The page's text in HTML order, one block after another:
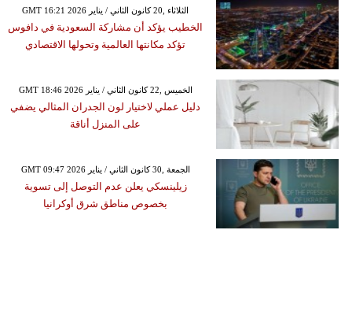
GMT 16:21 2026 الثلاثاء ,20 كانون الثاني / يناير
الخطيب يؤكد أن مشاركة السعودية في دافوس
تؤكد مكانتها العالمية وتحولها الاقتصادي
GMT 18:46 2026 الخميس ,22 كانون الثاني / يناير
دليل عملي لاختيار لون الجدران المثالي يضفي
على المنزل أناقة
GMT 09:47 2026 الجمعة ,30 كانون الثاني / يناير
زيلينسكي يعلن عدم التوصل إلى تسوية
بخصوص مناطق شرق أوكرانيا